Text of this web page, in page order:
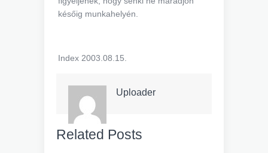
későig munkahelyén.
Index 2003.08.15.
Uploader
Related Posts